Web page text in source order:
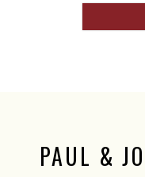
PAUL &